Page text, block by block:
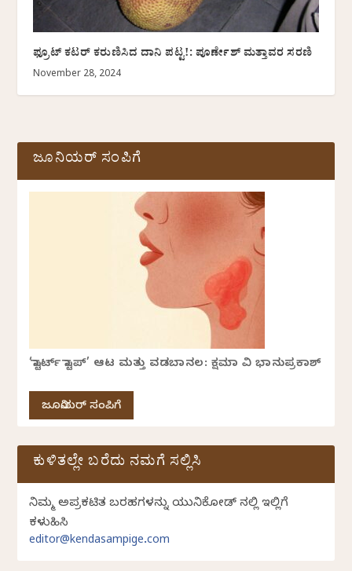
ಫ್ರೂಟ್ ಕಟರ್ ಕರುಣಿಸಿದ ದಾನಿ ಪಟ್ಟ!: ಪೂರ್ಣೇಶ್‌ ಮತ್ತಾವರ ಸರಣಿ
November 28, 2024
ಜೂನಿಯರ್ ಸಂಪಿಗೆ
‘ಸ್ಟಾರ್ಟ್ ಸ್ಟಾಪ್’ ಆಟ ಮತ್ತು ವಡಬಾನಲ: ಕ್ಷಮಾ ವಿ ಭಾನುಪ್ರಕಾಶ್
ಜೂನಿಯರ್ ಸಂಪಿಗೆ
ಕುಳಿತಲ್ಲೇ ಬರೆದು ನಮಗೆ ಸಲ್ಲಿಸಿ
ನಿಮ್ಮ ಅಪ್ರಕಟಿತ ಬರಹಗಳನ್ನು ಯುನಿಕೋಡ್ ನಲ್ಲಿ ಇಲ್ಲಿಗೆ
ಕಳುಹಿಸಿ
editor@kendasampige.com